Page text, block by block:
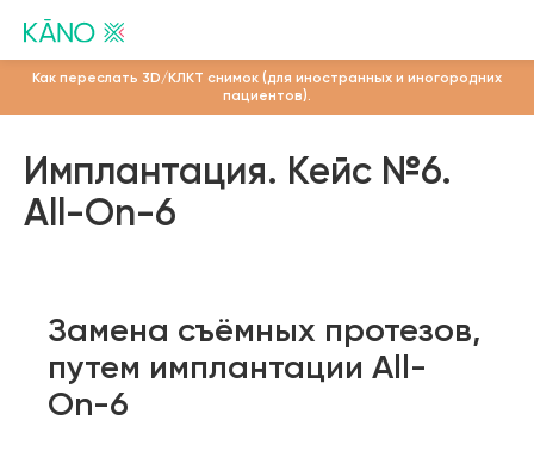
Как переслать 3D/КЛКТ снимок (для иностранных и иногородних
пациентов).
Имплантация. Кейс №6.
All-On-6
Замена съёмных протезов,
путем имплантации All-
On-6